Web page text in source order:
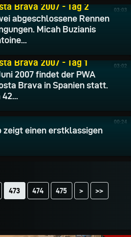
03:03
Brava 2007 - Tag 2
abgeschlossene Rennen
Micah Buzianis
03:02
Brava 2007 - Tag 1
2007 findet der PWA
Brava in Spanien statt.
00:24
zeigt einen erstklassigen
473 474 475 > >>